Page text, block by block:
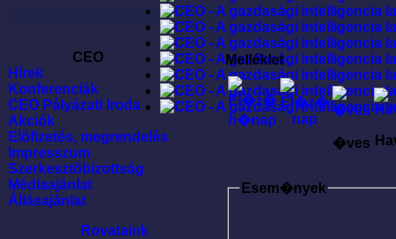
CEO
Hírek
Konferenciák
CEO Pályázati Iroda
Akciók
Elõfizetés, megrendelés
Impresszum
Szerkesztõbizottság
Médiaajánlat
Állásajánlat
Rovataink
Melléklet
�ves
Esem�nyek